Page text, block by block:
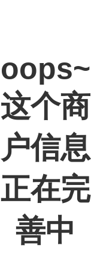
oops~
这个商
户信息
正在完
善中